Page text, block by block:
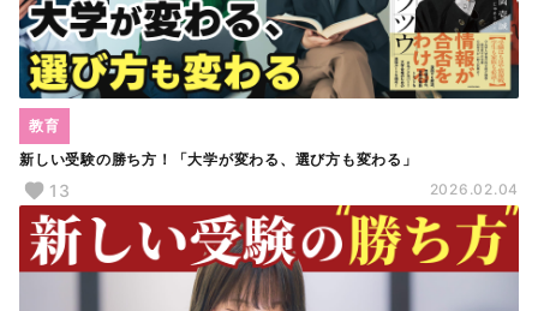
新しい受験の勝ち方！「大学が変わる、選び方も変わる」
教育
13 2026.02.04